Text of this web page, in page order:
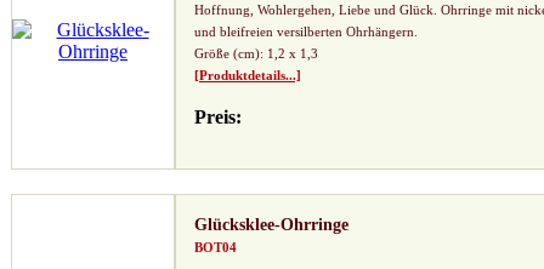
Hoffnung, Wohlergehen, Liebe und Glück. Ohrringe mit
und bleifreien versilberten Ohrhängern.
Größe (cm): 1,2 x 1,3
[Produktdetails...]
Preis:
Glücksklee-Ohrringe
BOT04